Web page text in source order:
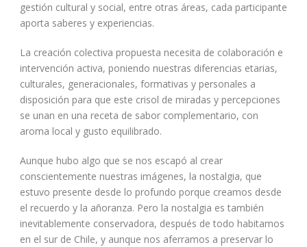
gestión cultural y social, entre otras áreas, cada participante
aporta saberes y experiencias.
La creación colectiva propuesta necesita de colaboración e
intervención activa, poniendo nuestras diferencias etarias,
culturales, generacionales, formativas y personales a
disposición para que este crisol de miradas y percepciones
se unan en una receta de sabor complementario, con
aroma local y gusto equilibrado.
Aunque hubo algo que se nos escapó al crear
conscientemente nuestras imágenes, la nostalgia, que
estuvo presente desde lo profundo porque creamos desde
el recuerdo y la añoranza. Pero la nostalgia es también
inevitablemente conservadora, después de todo habitamos
en el sur de Chile, y aunque nos aferramos a preservar lo